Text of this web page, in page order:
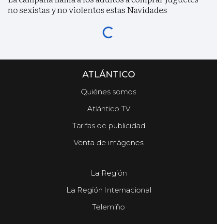
no sexistas y no violentos estas Navidades
ATLÁNTICO
Quiénes somos
Atlántico TV
Tarifas de publicidad
Venta de imágenes
La Región
La Región Internacional
Telemiño